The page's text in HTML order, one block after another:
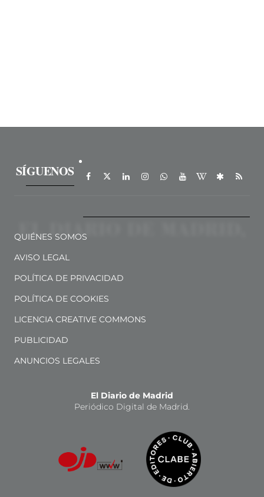
SÍGUENOS
QUIÉNES SOMOS
AVISO LEGAL
POLÍTICA DE PRIVACIDAD
POLÍTICA DE COOKIES
LICENCIA CREATIVE COMMONS
PUBLICIDAD
ANUNCIOS LEGALES
El Diario de Madrid
Periódico Digital de Madrid.